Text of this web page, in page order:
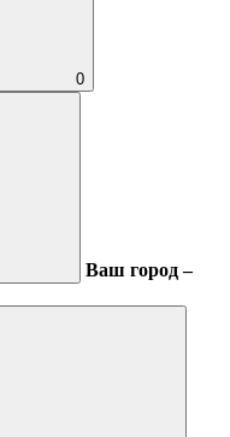
0
Ваш город –